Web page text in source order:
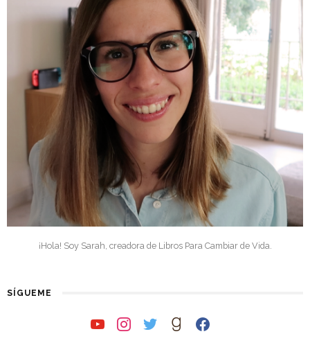
¡Hola! Soy Sarah, creadora de Libros Para Cambiar de Vida.
SÍGUEME
youtubeinstagramtwittergoodreadsfacebook